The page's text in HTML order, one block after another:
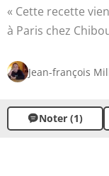
Cette recette
à Paris chez
propreté, celles-ci
doivent être, si
même après
d'ailleurs le cas
Jean-françois
Noter (1)